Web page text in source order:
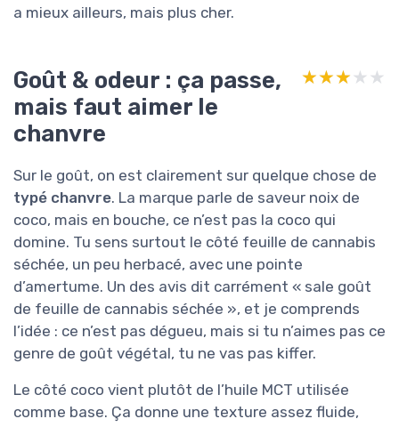
a mieux ailleurs, mais plus cher.
Goût & odeur : ça passe,
mais faut aimer le
chanvre
★★★★★
★★★★★
Sur le goût, on est clairement sur quelque chose de
typé chanvre. La marque parle de saveur noix de
coco, mais en bouche, ce n’est pas la coco qui
domine. Tu sens surtout le côté feuille de cannabis
séchée, un peu herbacé, avec une pointe
d’amertume. Un des avis dit carrément « sale goût
de feuille de cannabis séchée », et je comprends
l’idée : ce n’est pas dégueu, mais si tu n’aimes pas ce
genre de goût végétal, tu ne vas pas kiffer.
Le côté coco vient plutôt de l’huile MCT utilisée
comme base. Ça donne une texture assez fluide,